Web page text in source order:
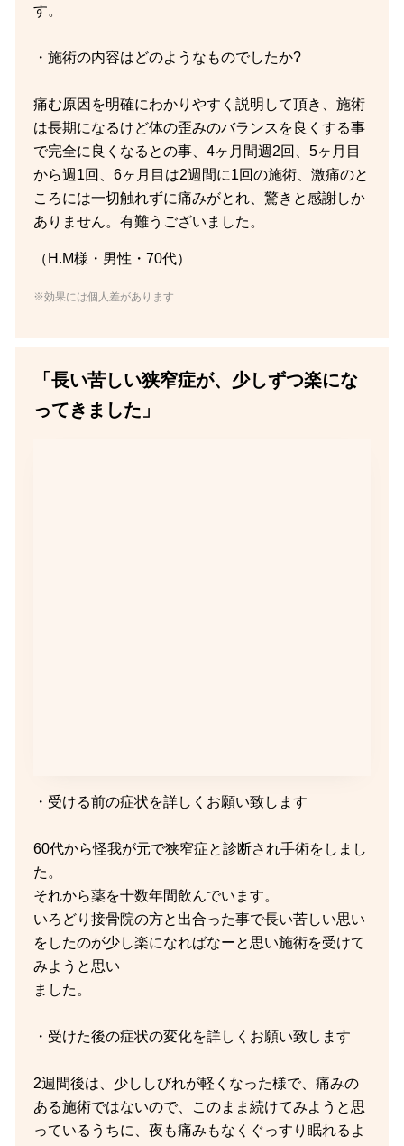
す。
・施術の内容はどのようなものでしたか?
痛む原因を明確にわかりやすく説明して頂き、施術
は長期になるけど体の歪みのバランスを良くする事
で完全に良くなるとの事、4ヶ月間週2回、5ヶ月目
から週1回、6ヶ月目は2週間に1回の施術、激痛のと
ころには一切触れずに痛みがとれ、驚きと感謝しか
ありません。有難うございました。
（H.M様・男性・70代）
※効果には個人差があります
「長い苦しい狭窄症が、少しずつ楽にな
ってきました」
・受ける前の症状を詳しくお願い致します
60代から怪我が元で狭窄症と診断され手術をしまし
た。
それから薬を十数年間飲んでいます。
いろどり接骨院の方と出合った事で長い苦しい思い
をしたのが少し楽になればなーと思い施術を受けて
みようと思い
ました。
・受けた後の症状の変化を詳しくお願い致します
2週間後は、少ししびれが軽くなった様で、痛みの
ある施術ではないので、このまま続けてみようと思
っているうちに、夜も痛みもなくぐっすり眠れるよ